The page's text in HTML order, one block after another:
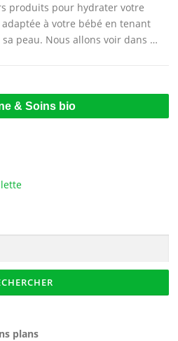
produits pour hydrater votre
à votre bébé en tenant
peau. Nous allons voir dans …
& Soins bio
plans